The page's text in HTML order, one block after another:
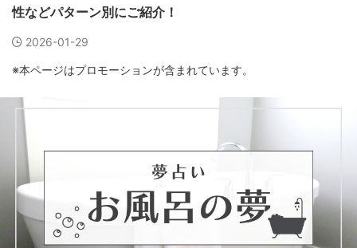
性などパターン別にご紹介！
2026-01-29
※本ページはプロモーションが含まれています。